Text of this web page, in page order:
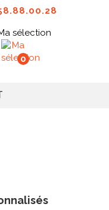
sélection
0